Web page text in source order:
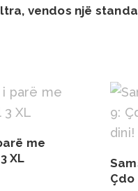
vendos një
me
XL